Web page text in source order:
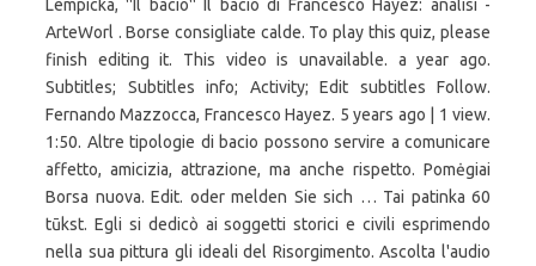
Lempicka, ''Il bacio'' Il bacio di Francesco Hayez: analisi -
ArteWorl . Borse consigliate calde. To play this quiz, please
finish editing it. This video is unavailable. a year ago.
Subtitles; Subtitles info; Activity; Edit subtitles Follow.
Fernando Mazzocca, Francesco Hayez. 5 years ago | 1 view.
1:50. Altre tipologie di bacio possono servire a comunicare
affetto, amicizia, attrazione, ma anche rispetto. Pomėgiai
Borsa nuova. Edit. oder melden Sie sich … Tai patinka 60
tūkst. Egli si dedicò ai soggetti storici e civili esprimendo
nella sua pittura gli ideali del Risorgimento. Ascolta l'audio